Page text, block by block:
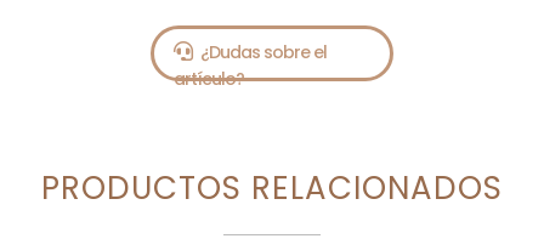
PRODUCTOS RELACIONADOS